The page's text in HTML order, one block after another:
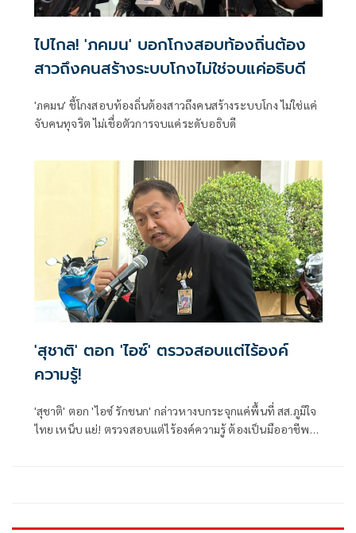
ไปไกล! 'ภคมน' บอกโกงสอบท้องถิ่นต้อง
สาวถึงคนสร้างระบบโกงไม่ใช่จบแค่อธิบดี
'ภคมน' ชี้โกงสอบท้องถิ่นต้องสาวถึงคนสร้างระบบโกง ไม่ใช่แค่
จับคนทุจริต ไม่เชื่อตัวการจบแค่ระดับอธิบดี
'สุชาติ' ตอก 'ไอซ์' ตรวจสอบแต่ไร้องค์
ความรู้!
'สุชาติ' ตอก 'ไอซ์ รักชนก' กล่าวหางบกระจุกแค่พื้นที่ สส.ภูมิใจ
ไทย เหน็บ แย่! ตรวจสอบแต่ไร้องค์ความรู้ ต้องเป็นมืออาชีพ